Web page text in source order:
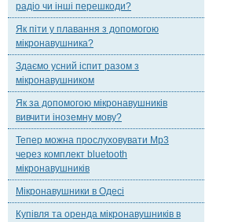
радіо чи інші перешкоди?
Як піти у плавання з допомогою
мікронавушника?
Здаємо усний іспит разом з
мікронавушником
Як за допомогою мікронавушників
вивчити іноземну мову?
Тепер можна прослуховувати Mp3
через комплект bluetooth
мікронавушників
Мікронавушники в Одесі
Купівля та оренда мікронавушників в